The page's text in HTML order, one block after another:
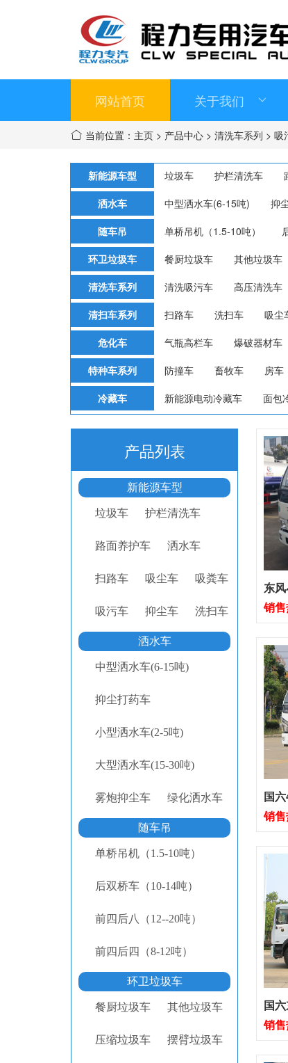
网站首页 关于我们
当前位置： 主页 > 产品中心 > 清洗车系列 > 吸
新能源车型 垃圾车 护栏清洗车
洒水车
中型洒水车(6-15吨) 抑
随车吊
单桥吊机（1.5-10吨）
环卫垃圾车
餐厨垃圾车 其他垃圾车
清洗车系列
清洗吸污车 高压清洗车
清扫车系列
扫路车 洗扫车 吸尘
危化车
气瓶高栏车 爆破器材车
特种车系列
防撞车 畜牧车 房车
冷藏车
新能源电动冷藏车 面包
产品列表
新能源车型
垃圾车 护栏清洗车
路面养护车 洒水车
扫路车 吸尘车 吸粪车
吸污车 抑尘车 洗扫车
洒水车
中型洒水车(6-15吨)
抑尘打药车
小型洒水车(2-5吨)
大型洒水车(15-30吨)
雾炮抑尘车 绿化洒水车
随车吊
单桥吊机（1.5-10吨）
后双桥车（10-14吨）
前四后八（12--20吨）
前四后四（8-12吨）
环卫垃圾车
餐厨垃圾车 其他垃圾车
压缩垃圾车 摆臂垃圾车
东
销
国
销
国
销